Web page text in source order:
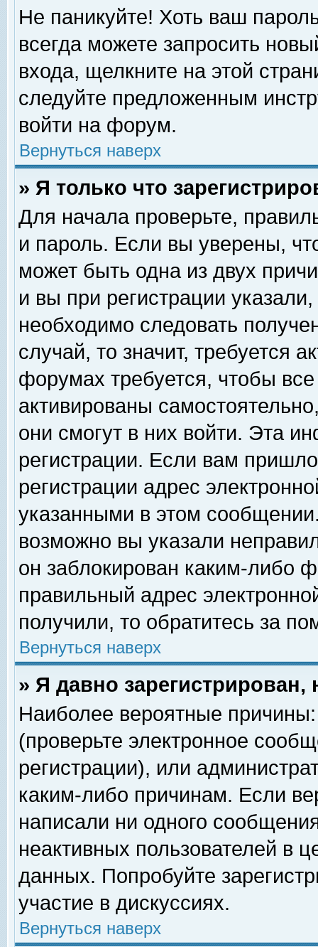
Не паникуйте! Хоть ваш
всегда можете запросить
входа, щелкните на этой
следуйте предложенным
войти на форум.
Вернуться наверх
» Я только что
Для начала проверьте,
и пароль. Если вы уверены,
может быть одна из двух
и вы при регистрации
необходимо следовать
случай, то значит, требуется
форумах требуется, чтобы
активированы
они смогут в них войти. Эта
регистрации. Если вам
регистрации адрес
указанными в этом
возможно вы указали
он заблокирован каким-либо
правильный адрес
получили, то обратитесь за
Вернуться наверх
» Я давно
Наиболее вероятные
(проверьте электронное
регистрации), или
каким-либо причинам. Если
написали ни одного
неактивных пользователей в
данных. Попробуйте
участие в дискуссиях.
Вернуться наверх